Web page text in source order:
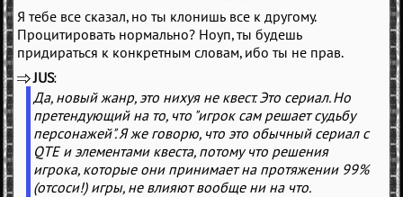
Я тебе все сказал, но ты клонишь все к другому.
Процитировать нормально? Ноуп, ты будешь
придираться к конкретным словам, ибо ты не прав.
JUS
Да, новый жанр, это нихуя не квест. Это сериал. Но
претендующий на то, что "игрок сам решает судьбу
персонажей". Я же говорю, что это обычный сериал с
QTE и элементами квеста, потому что решения
игрока, которые они принимает на протяжении 99%
(отсоси!) игры, не влияют вообще ни на что.